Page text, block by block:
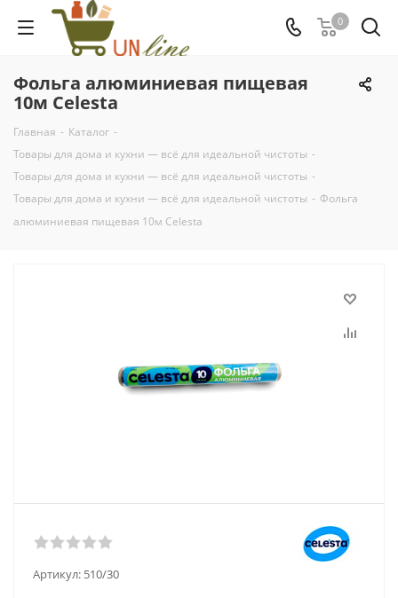
0
Фольга алюминиевая пищевая
10м Celesta
Главная - Каталог -
Товары для дома и кухни — всё для идеальной чистоты -
Товары для дома и кухни — всё для идеальной чистоты -
Товары для дома и кухни — всё для идеальной чистоты - Фольга
алюминиевая пищевая 10м Celesta
Артикул: 510/30